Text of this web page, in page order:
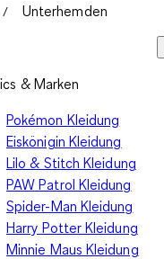
Unterhemden
& Marken
Pokémon Kleidung
Eiskönigin Kleidung
Lilo & Stitch Kleidung
PAW Patrol Kleidung
Spider-Man Kleidung
Harry Potter Kleidung
Minnie Maus Kleidung